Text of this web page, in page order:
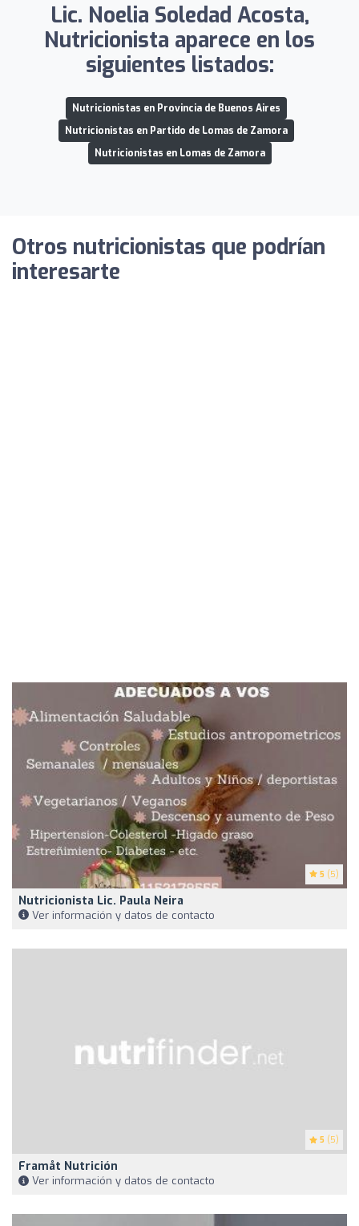
Lic. Noelia Soledad Acosta,
Nutricionista aparece en los
siguientes listados:
Nutricionistas en Provincia de Buenos Aires
Nutricionistas en Partido de Lomas de Zamora
Nutricionistas en Lomas de Zamora
Otros nutricionistas que podrían
interesarte
5 (5)
Nutricionista Lic. Paula Neira
Ver información y datos de contacto
5 (5)
Framåt Nutrición
Ver información y datos de contacto